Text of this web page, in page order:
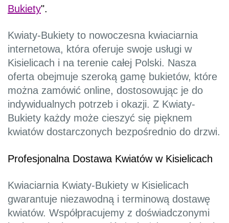
Bukiety".
Kwiaty-Bukiety to nowoczesna kwiaciarnia
internetowa, która oferuje swoje usługi w
Kisielicach i na terenie całej Polski. Nasza
oferta obejmuje szeroką gamę bukietów, które
można zamówić online, dostosowując je do
indywidualnych potrzeb i okazji. Z Kwiaty-
Bukiety każdy może cieszyć się pięknem
kwiatów dostarczonych bezpośrednio do drzwi.
Profesjonalna Dostawa Kwiatów w Kisielicach
Kwiaciarnia Kwiaty-Bukiety w Kisielicach
gwarantuje niezawodną i terminową dostawę
kwiatów. Współpracujemy z doświadczonymi